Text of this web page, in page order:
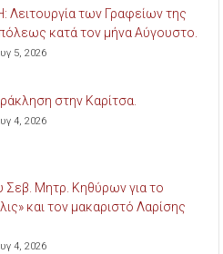
των Γραφείων της
κατά τον μήνα Αύγουστο.
5, 2026
στην Καρίτσα.
4, 2026
Σεβ. Μητρ. Κηθύρων για το
και τον μακαριστό Λαρίσης
4, 2026